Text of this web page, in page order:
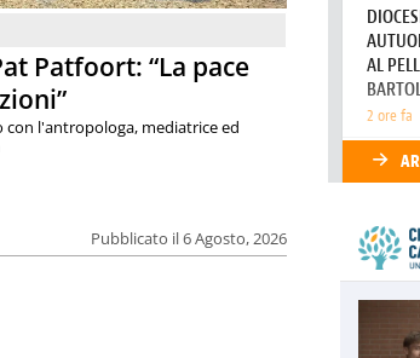
Patfoort: “La pace
Pubblicato il 6 Agosto, 2026
l'antropologa, mediatrice ed